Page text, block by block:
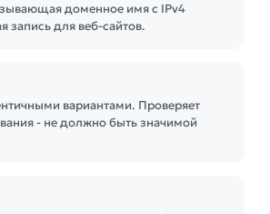
доменное имя с IPv4
запись для веб-сайтов.
вариантами. Проверяет
- не должно быть значимой